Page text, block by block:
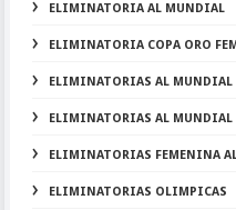
ELIMINATORIA AL MUNDIAL
ELIMINATORIA COPA ORO
ELIMINATORIAS AL MUNDIAL
ELIMINATORIAS AL MUNDIAL
ELIMINATORIAS FEMENINA
ELIMINATORIAS OLIMPICAS